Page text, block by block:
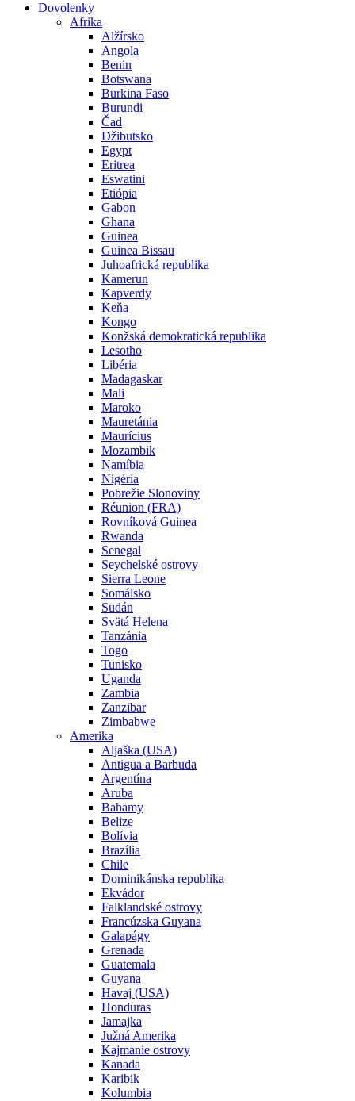
Dovolenky
Afrika
Alžírsko
Angola
Benin
Botswana
Burkina Faso
Burundi
Čad
Džibutsko
Egypt
Eritrea
Eswatini
Etiópia
Gabon
Ghana
Guinea
Guinea Bissau
Juhoafrická republika
Kamerun
Kapverdy
Keňa
Kongo
Konžská demokratická republika
Lesotho
Libéria
Madagaskar
Mali
Maroko
Mauretánia
Maurícius
Mozambik
Namíbia
Nigéria
Pobrežie Slonoviny
Réunion (FRA)
Rovníková Guinea
Rwanda
Senegal
Seychelské ostrovy
Sierra Leone
Somálsko
Sudán
Svätá Helena
Tanzánia
Togo
Tunisko
Uganda
Zambia
Zanzibar
Zimbabwe
Amerika
Aljaška (USA)
Antigua a Barbuda
Argentína
Aruba
Bahamy
Belize
Bolívia
Brazília
Chile
Dominikánska republika
Ekvádor
Falklandské ostrovy
Francúzska Guyana
Galapágy
Grenada
Guatemala
Guyana
Havaj (USA)
Honduras
Jamajka
Južná Amerika
Kajmanie ostrovy
Kanada
Karibik
Kolumbia